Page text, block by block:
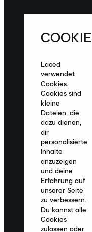
Melde dich
Melde dich
Laced
verwendet
Cookies.
Cookies sind
kleine
Dateien, die
dazu dienen,
dir
personalisierte
Inhalte
anzuzeigen
und deine
Erfahrung auf
unserer Seite
zu verbessern.
Du kannst alle
Cookies
zulassen oder